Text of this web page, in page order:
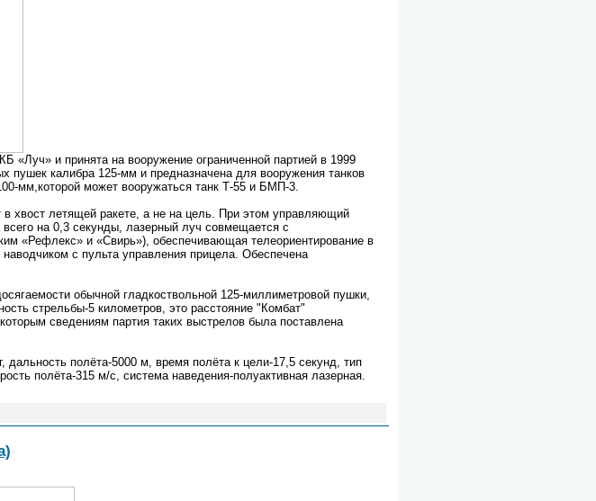
«Луч» и принята на вооружение ограниченной партией в 1999
пушек калибра 125-мм и предназначена для вооружения танков
мм,которой может вооружаться танк Т-55 и БМП-3.
хвост летящей ракете, а не на цель. При этом управляющий
на 0,3 секунды, лазерный луч совмещается с
«Рефлекс» и «Свирь»), обеспечивающая телеориентирование в
с пульта управления прицела. Обеспечена
обычной гладкоствольной 125-миллиметровой пушки,
стрельбы-5 километров, это расстояние "Комбат"
сведениям партия таких выстрелов была поставлена
дальность полёта-5000 м, время полёта к цели-17,5 секунд, тип
полёта-315 м/с, система наведения-полуактивная лазерная.